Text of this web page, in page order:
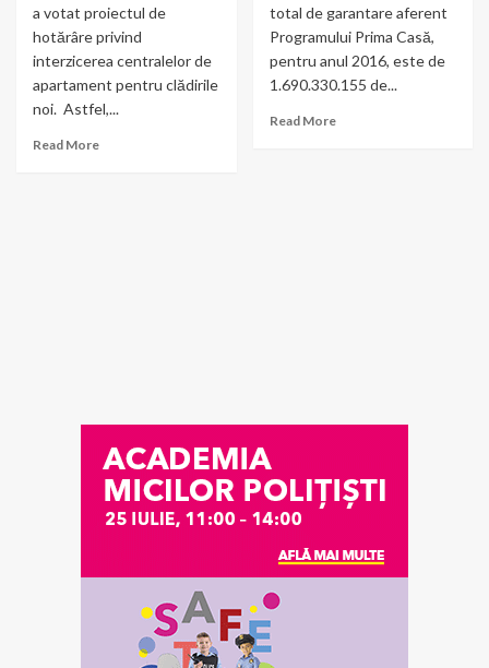
a votat proiectul de
hotărâre privind
interzicerea centralelor de
apartament pentru clădirile
noi. Astfel,...
Read More
total de garantare aferent
Programului Prima Casă,
pentru anul 2016, este de
1.690.330.155 de...
Read More